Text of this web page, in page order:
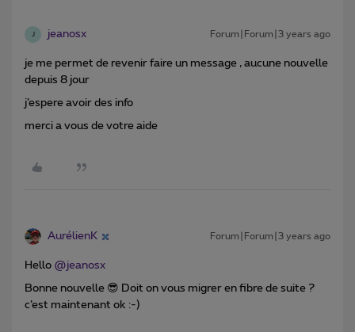
jeanosx Forum|Forum|3 years ago
je me permet de revenir faire un message , aucune nouvelle
depuis 8 jour
j’espere avoir des info
merci a vous de votre aide
AurélienK Forum|Forum|3 years ago
Hello @jeanosx
Bonne nouvelle 😎 Doit on vous migrer en fibre de suite ?
c’est maintenant ok :-)